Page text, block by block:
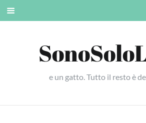
Skip
e un gatto. Tutto il resto è